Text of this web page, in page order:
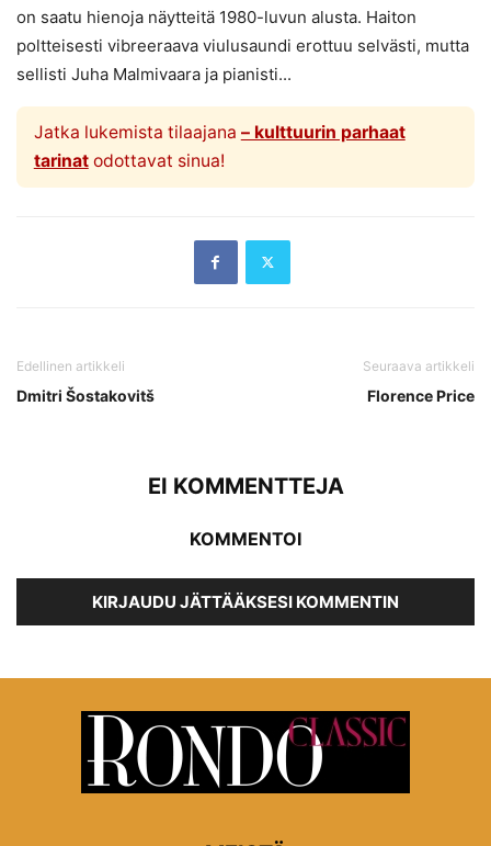
on saatu hienoja näytteitä 1980-luvun alusta. Haiton
poltteisesti vibreeraava viulusaundi erottuu selvästi, mutta
sellisti Juha Malmivaara ja pianisti...
Jatka lukemista tilaajana – kulttuurin parhaat
tarinatodottavat sinua!
Edellinen artikkeli
Dmitri Šostakovitš
Seuraava artikkeli
Florence Price
EI KOMMENTTEJA
KOMMENTOI
KIRJAUDU JÄTTÄÄKSESI KOMMENTIN